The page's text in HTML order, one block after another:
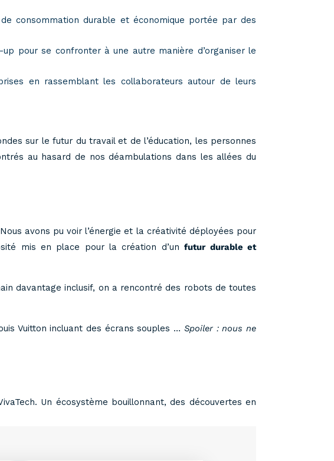
consommation durable et économique portée par des
pour se confronter à une autre manière d’organiser le
en rassemblant les collaborateurs autour de leurs
sur le futur du travail et de l’éducation, les personnes
au hasard de nos déambulations dans les allées du
avons pu voir l’énergie et la créativité déployées pour
mis en place pour la création d’unfutur durable et
davantage inclusif, on a rencontré des robots de toutes
Vuitton incluant des écrans souples … Spoiler : nous ne
Un écosystème bouillonnant, des découvertes en